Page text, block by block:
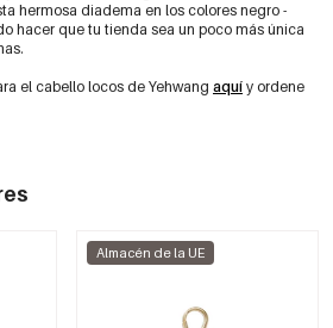
hermosa diadema en los colores negro -
hacer que tu tienda sea un poco más única
el cabello locos de Yehwang aquí y ordene
Almacén de la UE